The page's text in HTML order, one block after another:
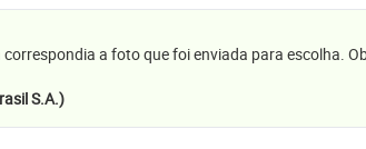
a foto que foi enviada para escolha.
S.A.)